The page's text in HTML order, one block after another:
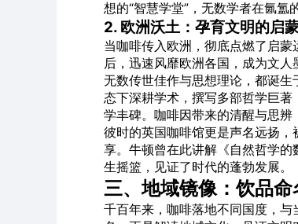
想的“智慧学堂”，无数学者在氤氲
2. 欧洲沃土：孕育文明的启
当咖啡传入欧洲，彻底点燃了启
后，迅速风靡欧洲各国，成为文人
无数传世佳作与思想理论，都诞
态下深耕学术，撰写多部哲学巨
学丰碑。咖啡因带来的清醒与思辨
彼时的英国咖啡馆更是声名远扬，
享。牛顿曾在此讲解《自然哲学
生摇篮，见证了时代的蓬勃发展。
三、地域镜像：饮品
千百年来，咖啡落地不同国度，